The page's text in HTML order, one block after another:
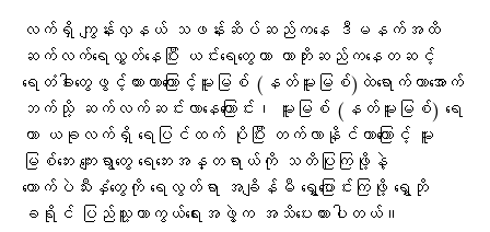
လက်ရှိ ကျွန်းလှနယ် သဖန်းဆိပ်ဆည်ကနေ ဒီမနက်အထိ
ဆက်လက်ရေလွှတ်နေပြီး ယင်းရေတွေဟာ ကာဘိုးဆည်ကနေတဆင့်
ရေတံခါးတွေဖွင့်ထားတာကြောင့်မူးမြစ် (နတ်မူးမြစ်)ထဲရောက်ကာအောက်
ဘက်သို့ ဆက်လက်ဆင်းလာနေကြောင်း၊ မူးမြစ် (နတ်မူးမြစ်) ရေ
ဟာ ယခုလက်ရှိ ရေပြင်ထက် ပိုပြီး တက်လာနိုင်တာကြောင့် မူး
မြစ်ဘေး ကျေးရွာတွေ ရေဘေးအန္တရာယ်ကို သတိပြုကြဖို့နဲ့
ကောက်ပဲသီးနှံတွေကို ရေလွတ်ရာ အချိန်မီ ရွှေ့ပြောင်းကြဖို့ ရွှေဘို
ခရိုင် ပြည်သူ့ကာကွယ်ရေးအဖွဲ့က အသိပေးထားပါတယ်။